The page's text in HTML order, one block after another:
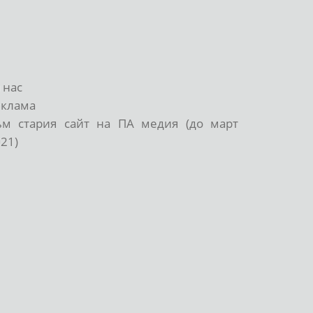
нас
стария сайт на ПА медия (до март